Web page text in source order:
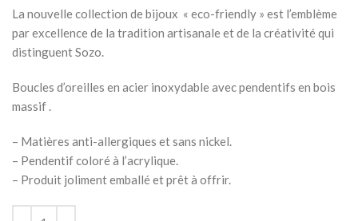
La nouvelle collection de bijoux « eco-friendly » est l’emblème
par excellence de la tradition artisanale et de la créativité qui
distinguent Sozo.
Boucles d’oreilles en acier inoxydable avec pendentifs en bois
massif .
– Matières anti-allergiques et sans nickel.
– Pendentif coloré à l’acrylique.
– Produit joliment emballé et prêt à offrir.